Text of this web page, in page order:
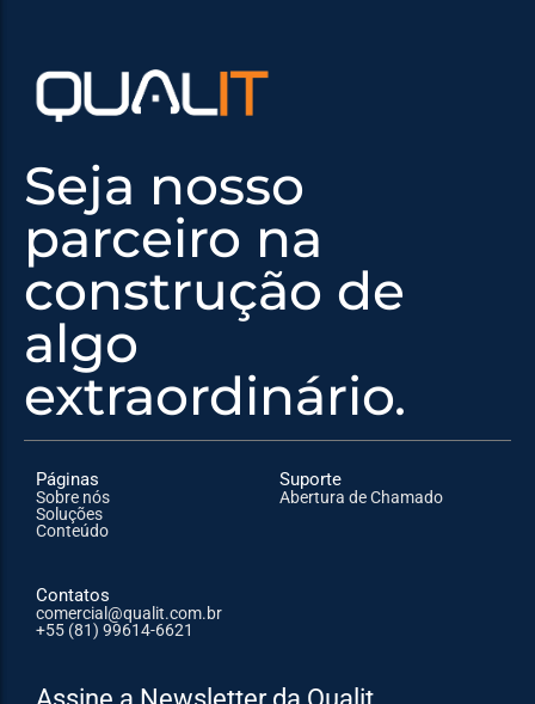
Seja nosso
parceiro na
construção de
algo
extraordinário.
Páginas
Sobre nós
Soluções
Conteúdo
Suporte
Abertura de Chamado
Contatos
comercial@qualit.com.br
+55 (81) 99614-6621